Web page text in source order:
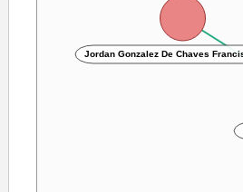
Jordan Gonzalez De Chaves